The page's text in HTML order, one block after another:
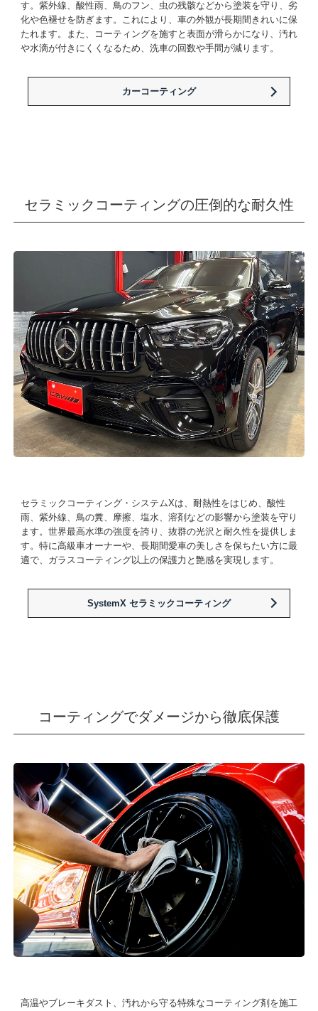
す。紫外線、酸性雨、鳥のフン、虫の残骸などから塗装を守り、劣
化や色褪せを防ぎます。これにより、車の外観が長期間きれいに保
たれます。また、コーティングを施すと表面が滑らかになり、汚れ
や水滴が付きにくくなるため、洗車の回数や手間が減ります。
カーコーティング
セラミックコーティングの圧倒的な耐久性
セラミックコーティング・システムXは、耐熱性をはじめ、酸性
雨、紫外線、鳥の糞、摩擦、塩水、溶剤などの影響から塗装を守り
ます。世界最高水準の強度を誇り、抜群の光沢と耐久性を提供しま
す。特に高級車オーナーや、長期間愛車の美しさを保ちたい方に最
適で、ガラスコーティング以上の保護力と艶感を実現します。
SystemX セラミックコーティング
コーティングでダメージから徹底保護
高温やブレーキダスト、汚れから守る特殊なコーティング剤を施工